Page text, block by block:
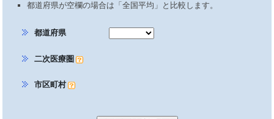
都道府県が空欄の場合は「全国平均」と比較します。
都道府県
二次医療圏
市区町村